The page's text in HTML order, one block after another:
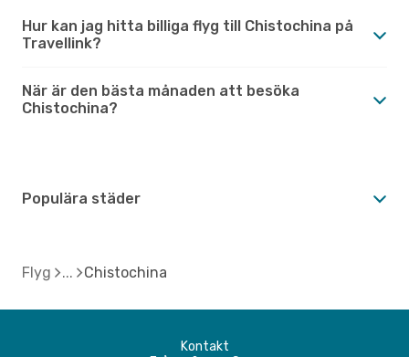
Hur kan jag hitta billiga flyg till Chistochina på
Travellink?
När är den bästa månaden att besöka
Chistochina?
Populära städer
Flyg Chistochina
Kontakt